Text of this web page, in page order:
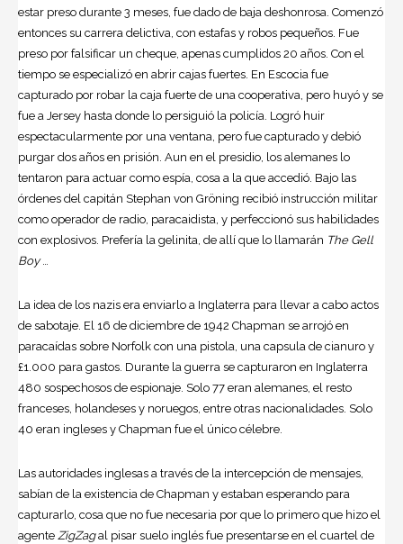
estar preso durante 3 meses, fue dado de baja deshonrosa. Comenzó
entonces su carrera delictiva, con estafas y robos pequeños. Fue
preso por falsificar un cheque, apenas cumplidos 20 años. Con el
tiempo se especializó en abrir cajas fuertes. En Escocia fue
capturado por robar la caja fuerte de una cooperativa, pero huyó y se
fue a Jersey hasta donde lo persiguió la policía. Logró huir
espectacularmente por una ventana, pero fue capturado y debió
purgar dos años en prisión. Aun en el presidio, los alemanes lo
tentaron para actuar como espía, cosa a la que accedió. Bajo las
órdenes del capitán Stephan von Gröning recibió instrucción militar
como operador de radio, paracaidista, y perfeccionó sus habilidades
con explosivos. Prefería la gelinita, de allí que lo llamarán The Gell
Boy…
La idea de los nazis era enviarlo a Inglaterra para llevar a cabo actos
de sabotaje. El 16 de diciembre de 1942 Chapman se arrojó en
paracaídas sobre Norfolk con una pistola, una capsula de cianuro y
£1.000 para gastos. Durante la guerra se capturaron en Inglaterra
480 sospechosos de espionaje. Solo 77 eran alemanes, el resto
franceses, holandeses y noruegos, entre otras nacionalidades. Solo
40 eran ingleses y Chapman fue el único célebre.
Las autoridades inglesas a través de la intercepción de mensajes,
sabían de la existencia de Chapman y estaban esperando para
capturarlo, cosa que no fue necesaria por que lo primero que hizo el
agente ZigZagal pisar suelo inglés fue presentarse en el cuartel de